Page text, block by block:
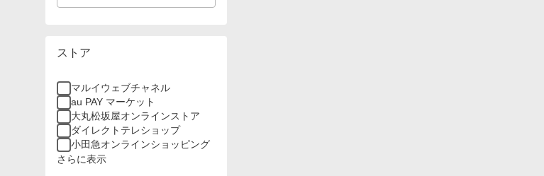
ストア
マルイウェブチャネル
au PAY マーケット
大丸松坂屋オンラインストア
ダイレクトテレショップ
小田急オンラインショッピング
さらに表示